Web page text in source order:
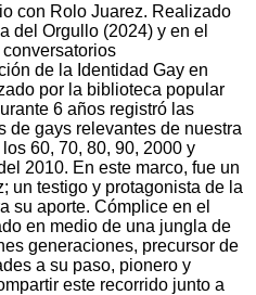
con Rolo Juarez. Realizado
del Orgullo (2024) y en el
de la Identidad Gay en
por la biblioteca popular
6 años registró las
de gays relevantes de nuestra
60, 70, 80, 90, 2000 y
2010. En este marco, fue un
un testigo y protagonista de la
su aporte. Cómplice en el
en medio de una jungla de
generaciones, precursor de
a su paso, pionero y
este recorrido junto a